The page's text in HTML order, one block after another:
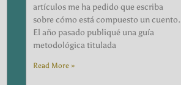
artículos me ha pedido que escriba
sobre cómo está compuesto un cuento.
El año pasado publiqué una guía
metodológica titulada
Read More »